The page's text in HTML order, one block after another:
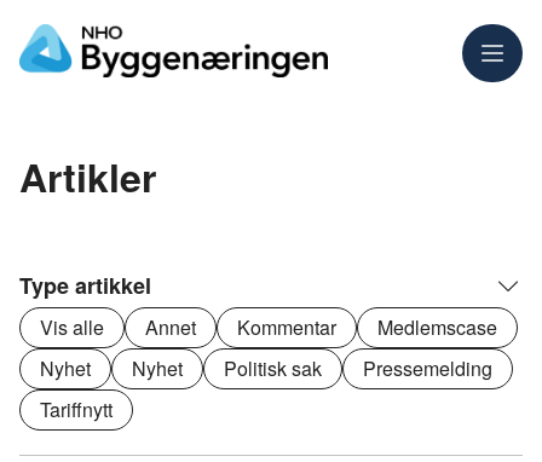
Meny
Artikler
Type artikkel
Vis alle Annet Kommentar
Medlemscase
Nyhet
Nyhet Politisk sak
Pressemelding
Tariffnytt